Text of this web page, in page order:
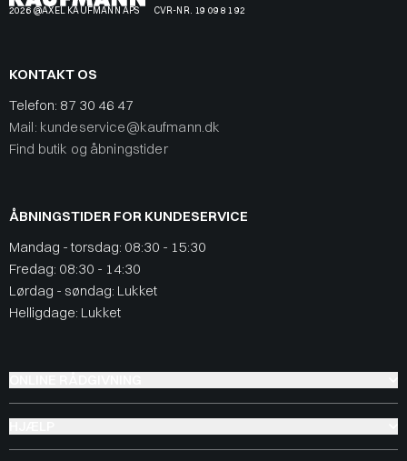
2026 @AXEL KAUFMANN APS CVR-NR. 19 09 81 92
KONTAKT OS
Telefon: 87 30 46 47
Mail: kundeservice@kaufmann.dk
Find butik og åbningstider
ÅBNINGSTIDER FOR KUNDESERVICE
Mandag - torsdag: 08:30 - 15:30
Fredag: 08:30 - 14:30
Lørdag - søndag: Lukket
Helligdage: Lukket